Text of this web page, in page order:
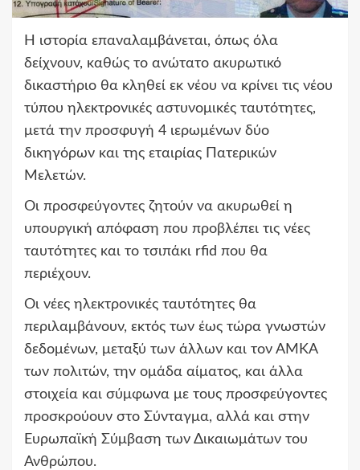
Η ιστορία επαναλαμβάνεται, όπως όλα
δείχνουν, καθώς το ανώτατο ακυρωτικό
δικαστήριο θα κληθεί εκ νέου να κρίνει τις νέου
τύπου ηλεκτρονικές αστυνομικές ταυτότητες,
μετά την προσφυγή 4 ιερωμένων δύο
δικηγόρων και της εταιρίας Πατερικών
Μελετών.
Οι προσφεύγοντες ζητούν να ακυρωθεί η
υπουργική απόφαση που προβλέπει τις νέες
ταυτότητες και το τσιπάκι rfid που θα
περιέχουν.
Οι νέες ηλεκτρονικές ταυτότητες θα
περιλαμβάνουν, εκτός των έως τώρα γνωστών
δεδομένων, μεταξύ των άλλων και τον ΑΜΚΑ
των πολιτών, την ομάδα αίματος, και άλλα
στοιχεία και σύμφωνα με τους προσφεύγοντες
προσκρούουν στο Σύνταγμα, αλλά και στην
Ευρωπαϊκή Σύμβαση των Δικαιωμάτων του
Ανθρώπου.